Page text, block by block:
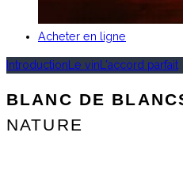
Acheter en ligne
IntroductionLe vinL'accord parfait
BLANC DE
NATURE